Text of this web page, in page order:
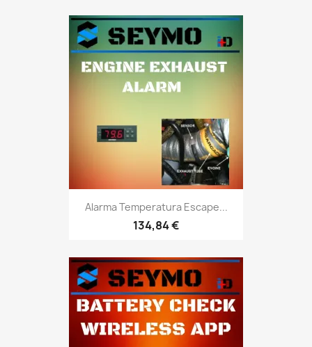
Alarma Temperatura Escape...
134,84 €